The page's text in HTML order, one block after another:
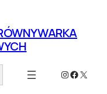
Instagram
X